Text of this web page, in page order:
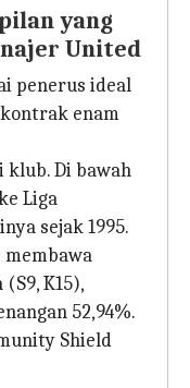
yang
United
penerus ideal
enam
klub. Di bawah
Liga
sejak 1995.
membawa
K15),
52,94%.
Shield